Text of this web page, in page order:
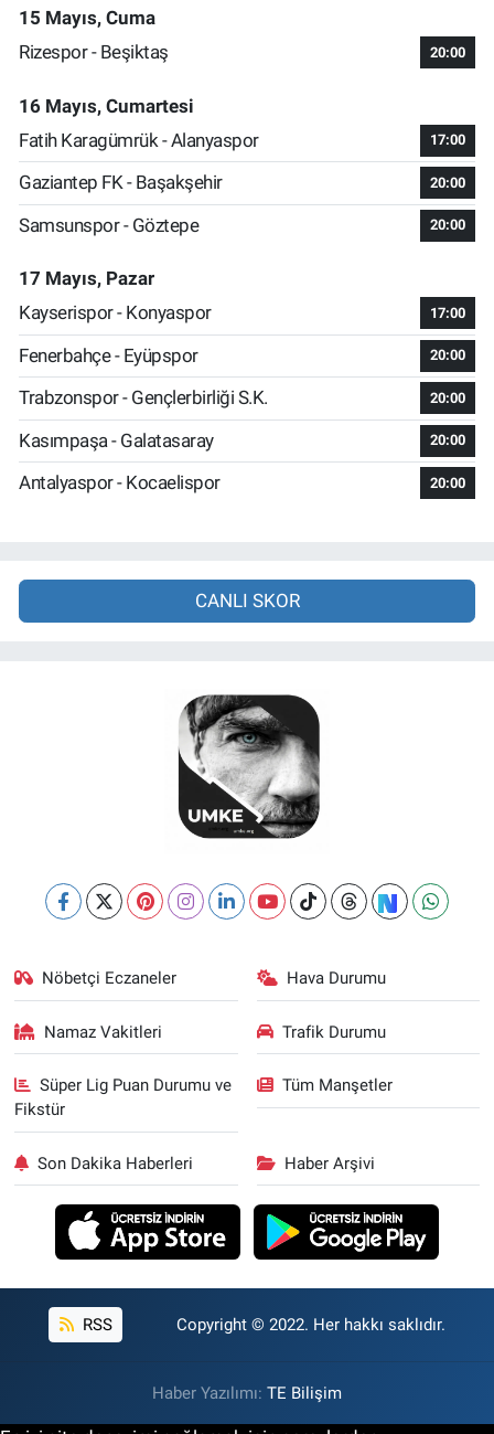
15 Mayıs, Cuma
Rizespor - Beşiktaş
20:00
16 Mayıs, Cumartesi
Fatih Karagümrük - Alanyaspor
17:00
Gaziantep FK - Başakşehir 20:00
Samsunspor - Göztepe 20:00
17 Mayıs, Pazar
Kayserispor - Konyaspor
17:00
Fenerbahçe - Eyüpspor 20:00
Trabzonspor - Gençlerbirliği S.K. 20:00
Kasımpaşa - Galatasaray 20:00
Antalyaspor - Kocaelispor 20:00
CANLI SKOR
Nöbetçi Eczaneler Hava Durumu
Namaz Vakitleri Trafik Durumu
Süper Lig Puan Durumu ve
Fikstür
Tüm Manşetler
Son Dakika Haberleri Haber Arşivi
RSS Copyright © 2022. Her hakkı saklıdır.
Haber Yazılımı: TE Bilişim